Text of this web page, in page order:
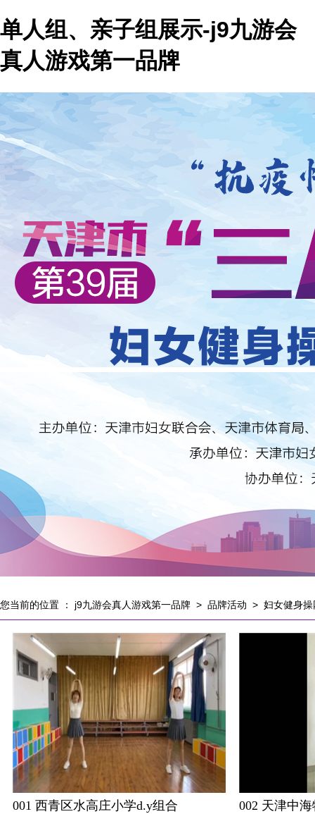
单人组、亲子组展示-j9九游会
真人游戏第一品牌
您当前的位置 ： j9九游会真人游戏第一品牌 > 品牌活动 > 妇女健身
001 西青区水高庄小学d.y组合 002 天津中